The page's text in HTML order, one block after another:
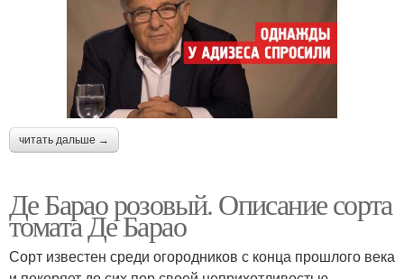
читать дальше →
Де Барао розовый. Описание сорта
томата Де Барао
Сорт известен среди огородников с конца прошлого века